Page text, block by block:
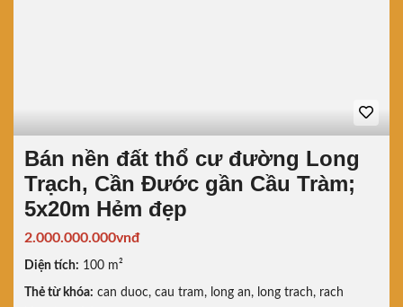
Bán nền đất thổ cư đường Long
Trạch, Cần Đước gần Cầu Tràm;
5x20m Hẻm đẹp
2.000.000.000vnđ
Diện tích: 100 m²
Thẻ từ khóa: can duoc, cau tram, long an, long trach, rach